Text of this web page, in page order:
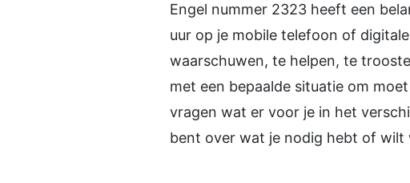
Engel nummer 2323 heeft een
uur op je mobile telefoon of
waarschuwen, te helpen, te
met een bepaalde situatie om
vragen wat er voor je in het
bent over wat je nodig hebt of wilt